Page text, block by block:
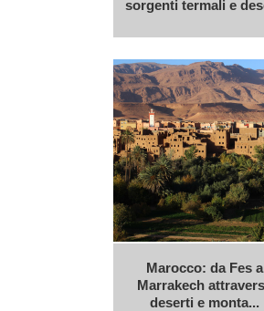
sorgenti termali e
Marocco: da Fes a
Marrakech
deserti e monta...